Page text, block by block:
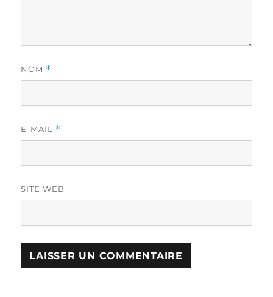
NOM *
E-MAIL *
SITE WEB